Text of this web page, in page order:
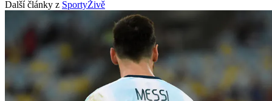
Další články z SportyŽivě